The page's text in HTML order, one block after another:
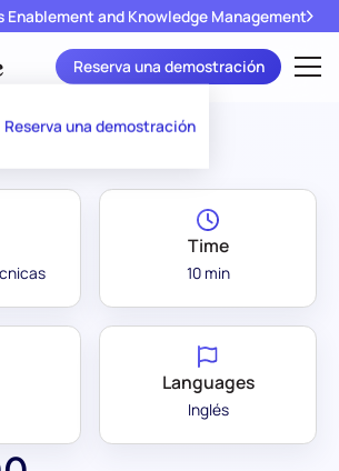
Reserva una demostración
Enablement and Knowledge Management
Reserva una demostración
Time
10 min
Languages
Inglés